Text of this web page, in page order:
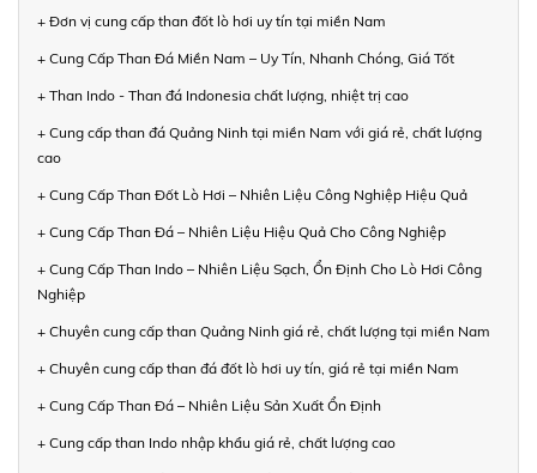
+ Đơn vị cung cấp than đốt lò hơi uy tín tại miền Nam
+ Cung Cấp Than Đá Miền Nam – Uy Tín, Nhanh Chóng, Giá Tốt
+ Than Indo - Than đá Indonesia chất lượng, nhiệt trị cao
+ Cung cấp than đá Quảng Ninh tại miền Nam với giá rẻ, chất lượng
cao
+ Cung Cấp Than Đốt Lò Hơi – Nhiên Liệu Công Nghiệp Hiệu Quả
+ Cung Cấp Than Đá – Nhiên Liệu Hiệu Quả Cho Công Nghiệp
+ Cung Cấp Than Indo – Nhiên Liệu Sạch, Ổn Định Cho Lò Hơi Công
Nghiệp
+ Chuyên cung cấp than Quảng Ninh giá rẻ, chất lượng tại miền Nam
+ Chuyên cung cấp than đá đốt lò hơi uy tín, giá rẻ tại miền Nam
+ Cung Cấp Than Đá – Nhiên Liệu Sản Xuất Ổn Định
+ Cung cấp than Indo nhập khẩu giá rẻ, chất lượng cao